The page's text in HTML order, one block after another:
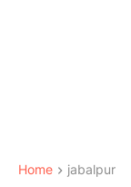
Home jabalpur